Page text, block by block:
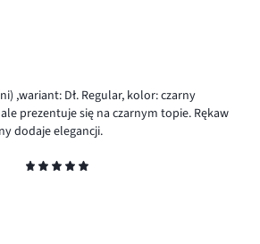
,wariant: Dł. Regular, kolor: czarny
prezentuje się na czarnym topie. Rękaw
dodaje elegancji.